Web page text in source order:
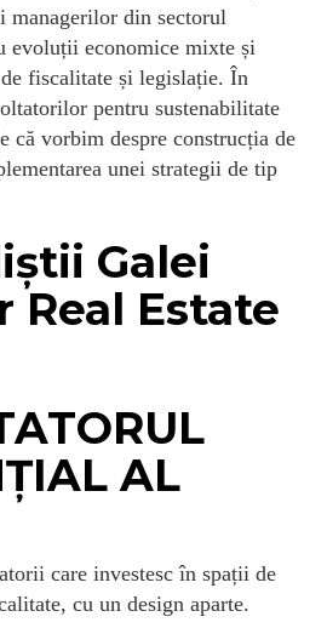
managerilor din sectorul
evoluții economice mixte și
fiscalitate și legislație. În
pentru sustenabilitate
că vorbim despre construcția de
unei strategii de tip
Galei
Real Estate
AL
care investesc în spații de
cu un design aparte.